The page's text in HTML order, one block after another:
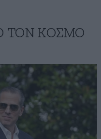
ΤΟΝ ΚΟΣΜΟ